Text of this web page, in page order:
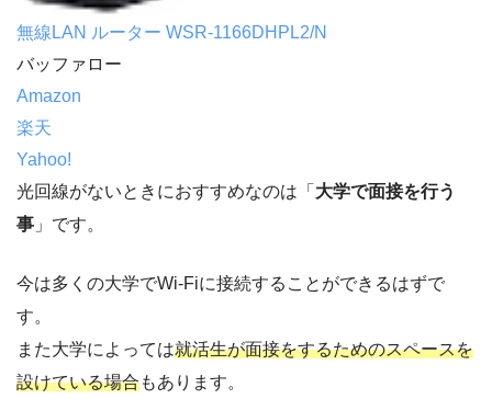
無線LAN ルーター WSR-1166DHPL2/N
バッファロー
Amazon
楽天
Yahoo!
光回線がないときにおすすめなのは「 大学で面接を行う
事 」です。
今は多くの大学でWi-Fiに接続することができるはずで
す。
また大学によっては就活生が面接をするためのスペースを
設けている場合もあります。